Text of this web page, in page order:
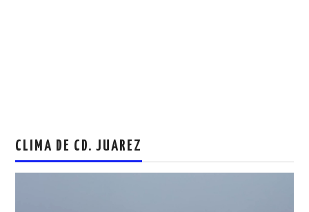
CLIMA DE CD. JUAREZ